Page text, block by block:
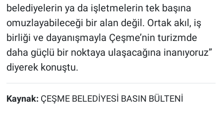
belediyelerin ya da işletmelerin tek başına
omuzlayabileceği bir alan değil. Ortak akıl, iş
birliği ve dayanışmayla Çeşme’nin turizmde
daha güçlü bir noktaya ulaşacağına inanıyoruz”
diyerek konuştu.
Kaynak: ÇEŞME BELEDİYESİ BASIN BÜLTENİ